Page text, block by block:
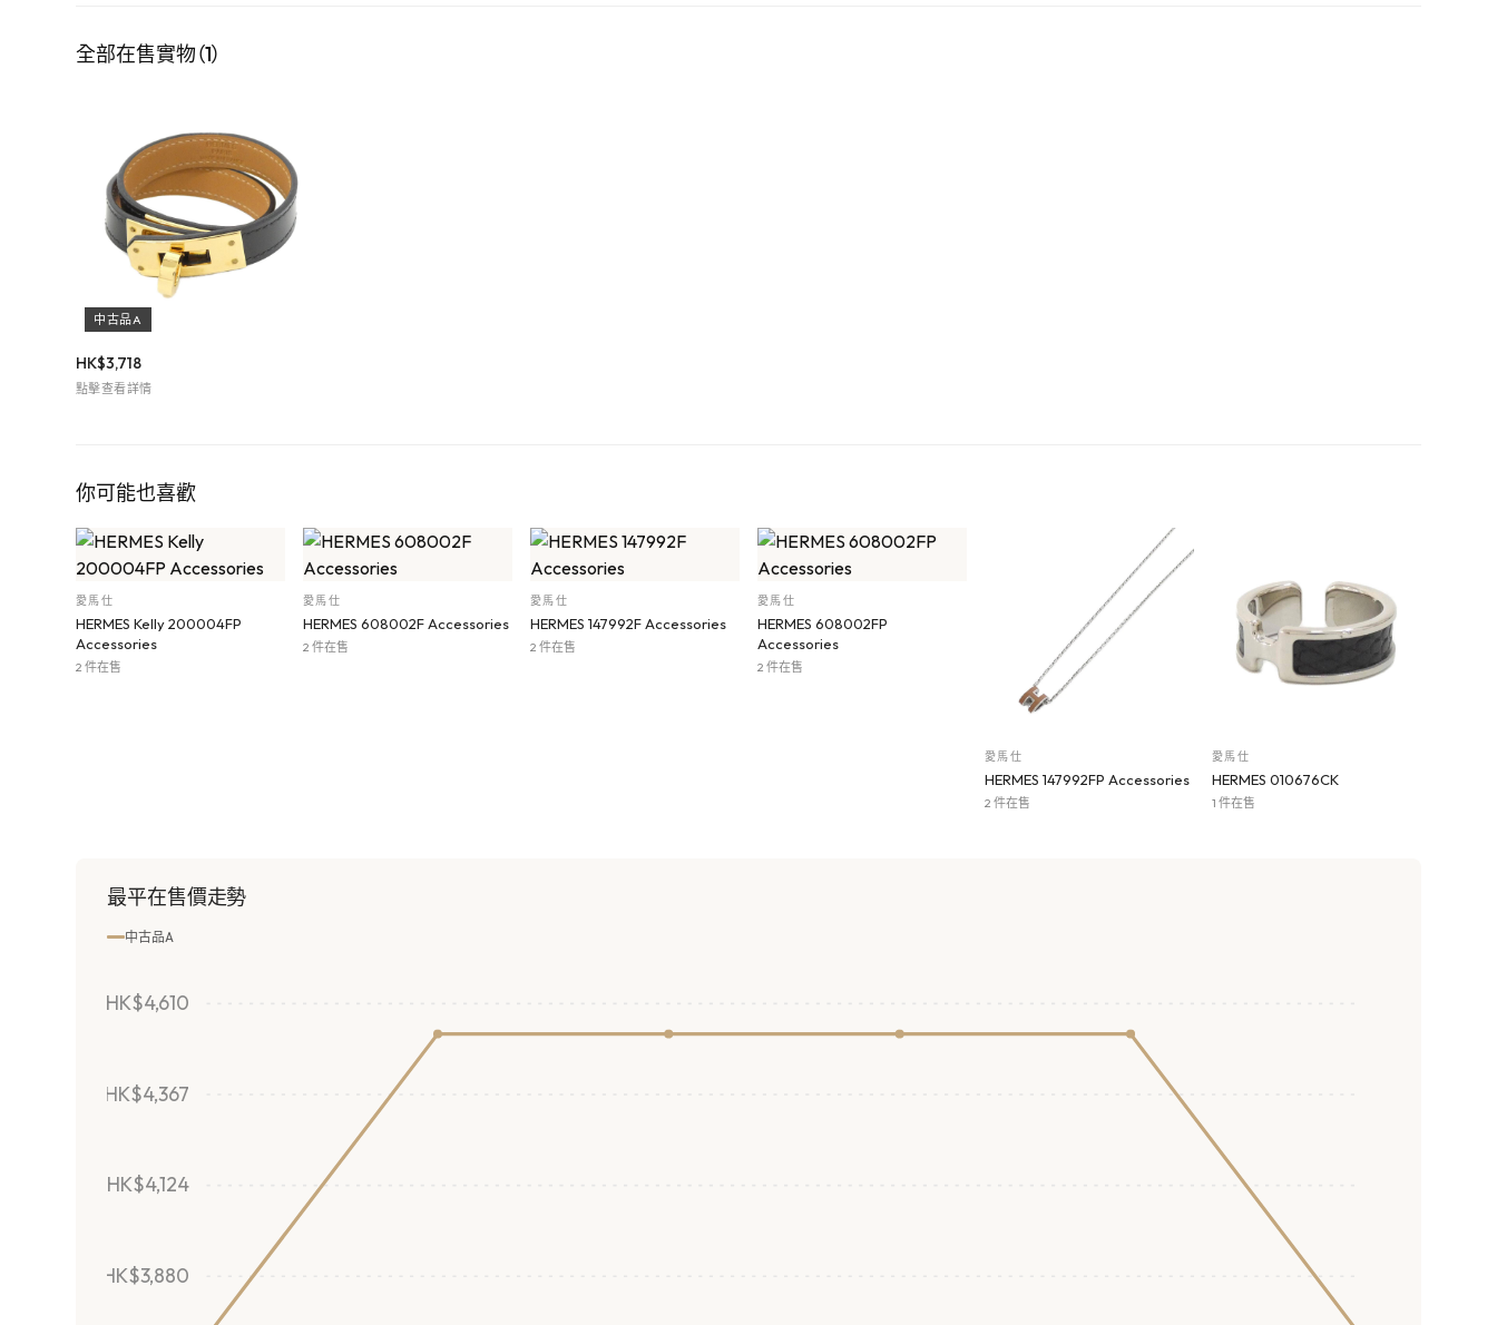
全部在售實物（1）
中古品A
HK$3,718
點擊查看詳情
你可能也喜歡
愛馬仕
HERMES Kelly 200004FP
Accessories
2 件在售
愛馬仕
HERMES 608002F Accessories
2 件在售
愛馬仕
HERMES 147992F Accessories
2 件在售
愛馬仕
HERMES 608002FP
Accessories
2 件在售
愛馬仕
HERMES 147992FP Accessories
2 件在售
愛馬仕
HERMES 010676CK
1 件在售
最平在售價走勢
中古品A
HK$3,880
HK$4,124
HK$4,367
HK$4,610